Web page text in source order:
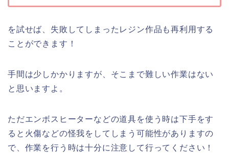
を試せば、失敗してしまったレジン作品も再利用する
ことができます！
手間は少しかかりますが、そこまで難しい作業はない
と思いますよ。
ただエンボスヒーターなどの道具を使う時は下手をす
ると火傷などの怪我をしてしまう可能性がありますの
で、作業を行う時は十分に注意して行ってください！